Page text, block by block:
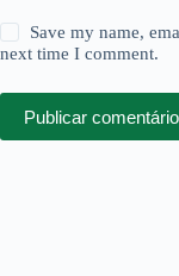
Save my name,
next time I comment.
Publicar comentário